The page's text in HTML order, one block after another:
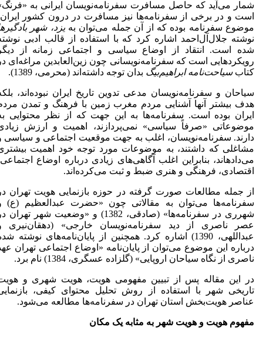
شمار می‌آید که حاصل مسافرت سفرنامه‌نویسان ایرانی به
است و در برخی از سفرنامه‌ها نیز مسافرت در درون کشور
موضوع سفرنامه بوده که از آن جمله می‌توان بهیزد، شهر
نوشته جلال‌آل‌احمد اشاره کرد که با استفاده از قالب ادبی
شده است. انتقاد از اوضاع سیاسی و اجتماعی زمانه از
رویکردهایی است که سفرنامه‌نویسانی چون زین‌العابدین مراغه‌ای
کتابسیاحتنامه ابراهیمبیگ بدان توجه داشته‌اند (محرمی، 1389).
سیاحان و سفرنامه‌نویسان مدعی تدوین تاریخ ایران نبوده‌اند،
هدف بیشتر آنها آشنایی مردم مغرب زمین با فرهنگ و تمدن
ایران بوده است. سفرنامه‌ها به این جهت که از نظر محتوایی
موضوعاتی «صرفاً سیاسی» نمی‌پردازند، اهمیت و ارزش
دارند. سفرنامه‌نویسان، اغلب به جهت موقعیت اجتماعی و سیاسی
مشاغلی که داشتند، به موضوعات مورد توجه خود اهمیت
می‌داده­اند، بنابراین اغلب آگاهی‌های زیادی درباره اوضاع
اقتصادی، فرهنگی و هنری ضبط و ثبت می‌کرده‌اند.
از جمله مطالعات صورت گرفته در حوزه بازنمایی هویت تهران
سفرنامه‌ها می‌توان به مقالاتی چون «حضرت عبدالعظیم (ع)
شهرری در سفرنامه‌ها» (صادقی، 1382) و «وضعیت شهر تهران
عصر ناصری از دید سفرنامه‌نویسان خارجی» (دهقان‌نیری
عبداللهی، 1390) اشاره کرد. همچنین از پایان‌نامه‌های نوشته
درباره این موضوع می‌توان از پایان‌نامه «اوضاع اجتماعی تهران
ناصری از نگاه سیاحان اروپایی» (گلزاده‌ عسگری، 1384) نام برد.
در این مقاله پس از تبیین مفهومی هویت، هویت شهری و
تاریخی شهر با استفاده از روش تحلیل محتوای کیفی،
عناصر هویت‌بخش استان تهران در سفرنامه‌ها مطالعه می‌شود.
مفهوم هویت و هویت شهر به مثابه یک مکان